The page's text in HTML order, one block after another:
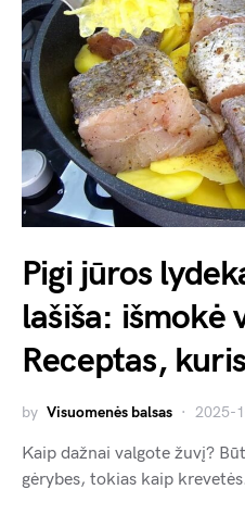
Pigi jūros
lašiša: išmokė
Receptas,
by Visuomenės balsas 2025-
Kaip dažnai valgote žuvį?
gėrybes, tokias kaip